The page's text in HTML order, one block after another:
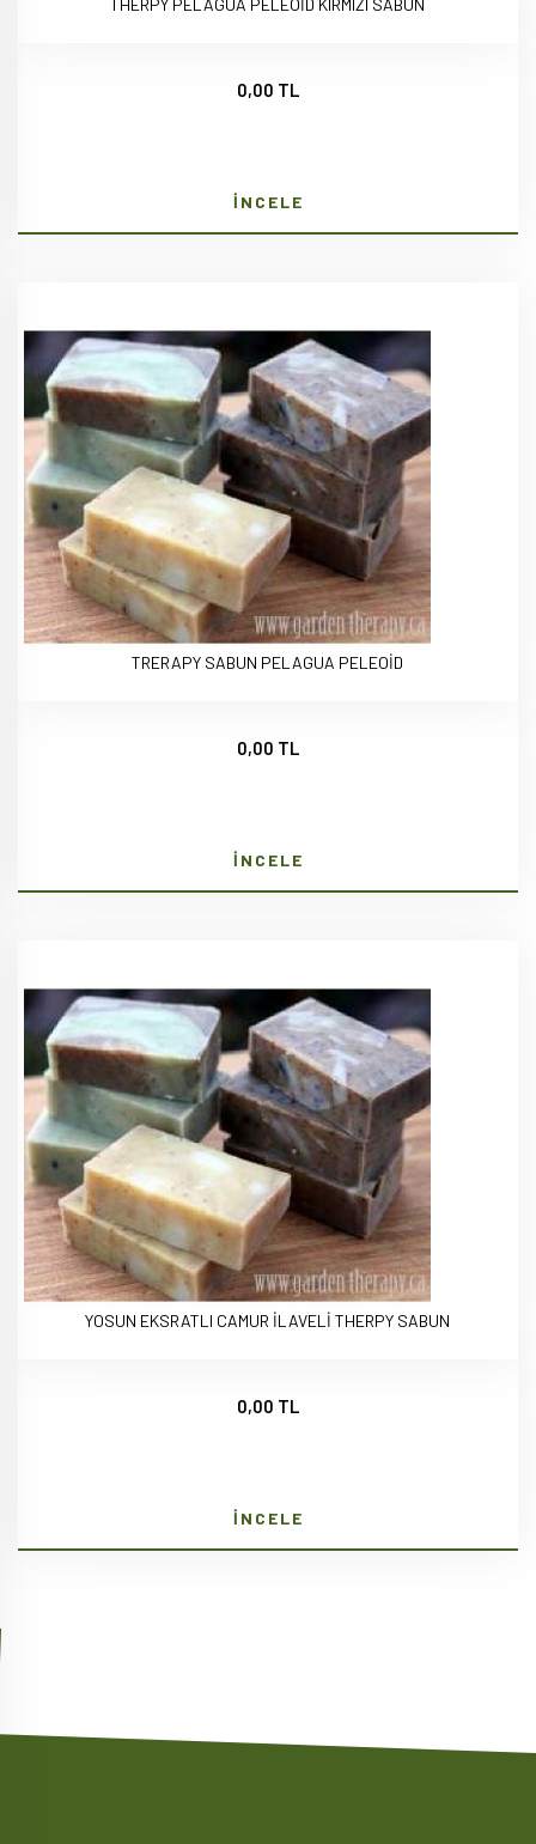
0,00 TL
İNCELE
TRERAPY SABUN PELAGUA PELEOİD
0,00 TL
İNCELE
YOSUN EKSRATLI CAMUR İLAVELİ THERPY SABUN
0,00 TL
İNCELE